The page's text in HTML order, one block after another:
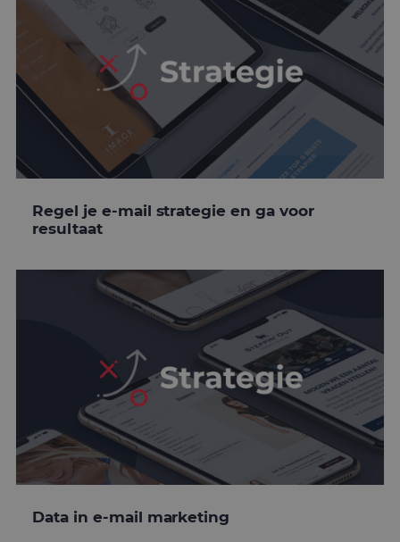
Regel je e-mail strategie en ga voor
resultaat
Data in e-mail marketing